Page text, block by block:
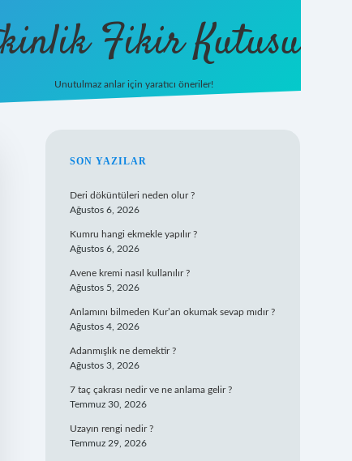
Fikir Kutusu
Unutulmaz anlar için yaratıcı öneriler!
SIDEBAR
SON YAZILAR
Deri döküntüleri neden olur ?
Ağustos 6, 2026
Kumru hangi ekmekle yapılır ?
Ağustos 6, 2026
Avene kremi nasıl kullanılır ?
Ağustos 5, 2026
Anlamını bilmeden Kur’an okumak sevap mıdır ?
Ağustos 4, 2026
Adanmışlık ne demektir ?
Ağustos 3, 2026
7 taç çakrası nedir ve ne anlama gelir ?
Temmuz 30, 2026
Uzayın rengi nedir ?
Temmuz 29, 2026